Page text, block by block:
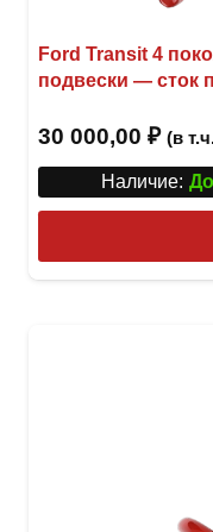
Ford Transit 4
подвески — сток
30 000,00 ₽ (в
Наличие: